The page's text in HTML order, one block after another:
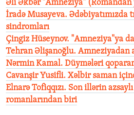
Əli Əkbər "Amneziya" (Romandan
İradə Musayeva. Ədəbiyatımızda
sindromları
Çingiz Hüseynov. "Amneziya"ya
Tehran Əlişanoğlu. Amneziyadan
Nərmin Kamal. Düymələri
Cavanşir Yusifli. Xəlbir saman
Elnarə Tofiqqızı. Son illərin
romanlarından biri